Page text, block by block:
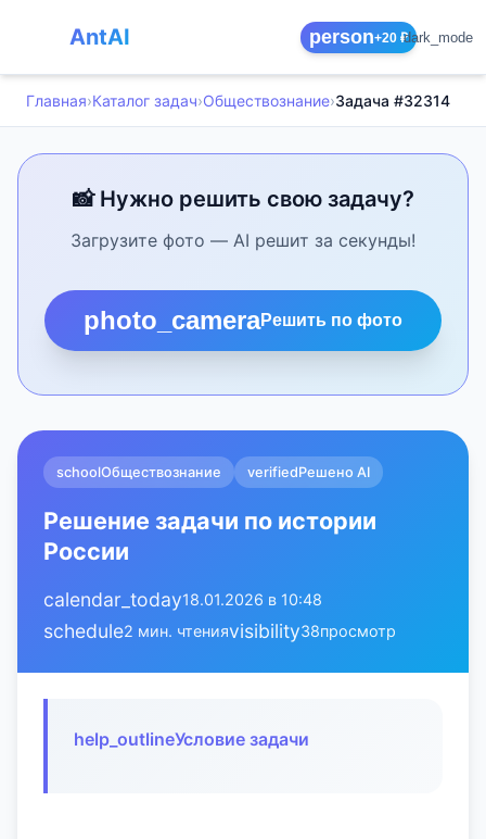
AntAI person+20 ₽dark_mode
Главная›Каталог задач›Обществознание›Задача #32314
📸 Нужно решить свою задачу?
Загрузите фото — AI решит за секунды!
photo_cameraРешить по фото
schoolОбществознание verifiedРешено AI
Решение задачи по истории
России
calendar_today18.01.2026 в 10:48
schedule2 мин. чтенияvisibility38просмотр
help_outlineУсловие задачи